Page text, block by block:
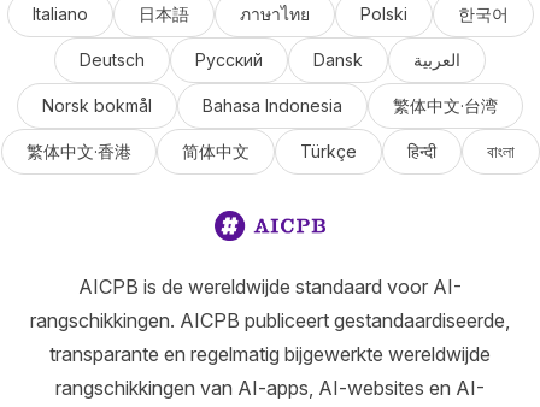
Italiano 日本語 ภาษาไทย Polski 한국어
Deutsch Русский Dansk العربية
Norsk bokmål Bahasa Indonesia 繁体中文·台湾
繁体中文·香港 简体中文 Türkçe हिन्दी বাংলা
AICPB is de wereldwijde standaard voor AI-
rangschikkingen. AICPB publiceert gestandaardiseerde,
transparante en regelmatig bijgewerkte wereldwijde
rangschikkingen van AI-apps, AI-websites en AI-